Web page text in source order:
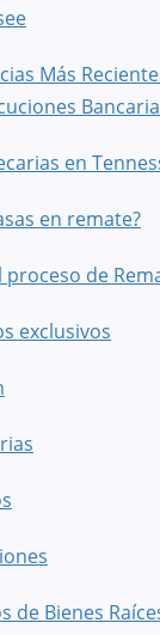
Más
en
en remate?
de
exclusivos
de Bienes